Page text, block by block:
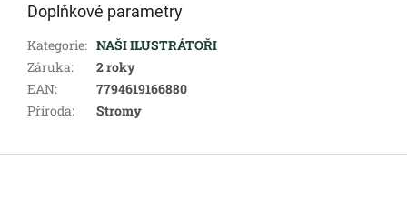
Doplňkové parametry
Kategorie: NAŠI ILUSTRÁTOŘI
Záruka:
2 roky
EAN:
7794619166880
Příroda: Stromy